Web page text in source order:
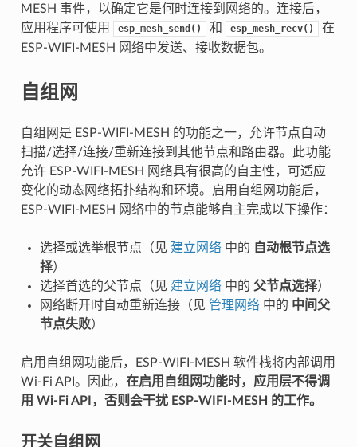
MESH 事件，以确定它是何时连接到网络的。连接后，
应用程序可使用
esp_mesh_send() 和 esp_mesh_recv()
在
ESP-WIFI-MESH 网络中发送、接收数据包。
自组网
自组网是 ESP-WIFI-MESH 的功能之一，允许节点自动
扫描/选择/连接/重新连接到其他节点和路由器。此功能
允许 ESP-WIFI-MESH 网络具有很高的自主性，可适应
变化的动态网络拓扑结构和环境。启用自组网功能后，
ESP-WIFI-MESH 网络中的节点能够自主完成以下操作：
选择或选举根节点（见 建立网络中的 自动根节点选
择）
选择首选的父节点（见 建立网络中的 父节点选择）
网络断开时自动重新连接（见 管理网络中的 中间父
节点失败）
启用自组网功能后，ESP-WIFI-MESH 软件栈将内部调用
Wi-Fi API。因此， 在启用自组网功能时，应用层不得调
用 Wi-Fi API，否则会干扰 ESP-WIFI-MESH 的工作。
开关自组网